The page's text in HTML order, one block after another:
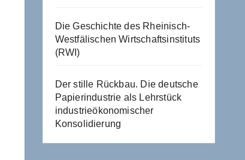
Die Geschichte des Rheinisch-
Westfälischen Wirtschaftsinstituts
(RWI)
Der stille Rückbau. Die deutsche
Papierindustrie als Lehrstück
industrieökonomischer
Konsolidierung